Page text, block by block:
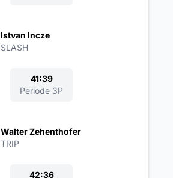
Istvan Incze
SLASH
41:39
Periode 3P
Walter Zehenthofer
TRIP
42:36